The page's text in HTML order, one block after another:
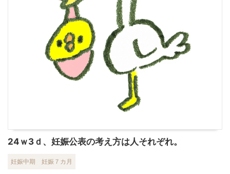
24ｗ3ｄ、妊娠公表の考え方は人それぞれ。
妊娠中期 妊娠７カ月